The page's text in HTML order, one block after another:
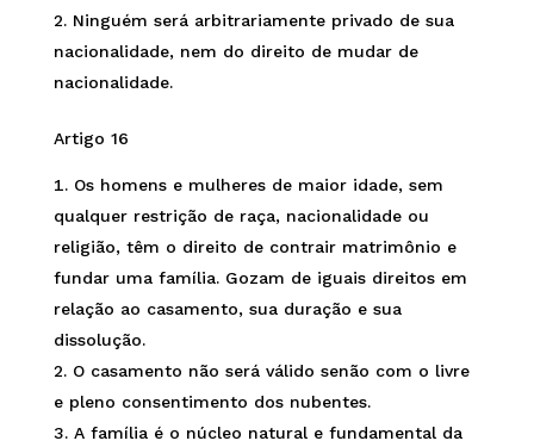
Ninguém será arbitrariamente privado de sua
nacionalidade, nem do direito de mudar de
nacionalidade.
Artigo 16
Os homens e mulheres de maior idade, sem
qualquer restrição de raça, nacionalidade ou
religião, têm o direito de contrair matrimônio e
fundar uma família. Gozam de iguais direitos em
relação ao casamento, sua duração e sua
dissolução.
O casamento não será válido senão com o livre
e pleno consentimento dos nubentes.
A família é o núcleo natural e fundamental da